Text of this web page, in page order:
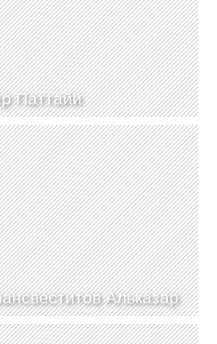
Паттайи
Альказар